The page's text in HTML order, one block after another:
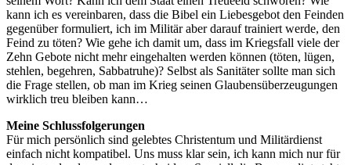
kann ich es vereinbaren, dass die Bibel ein Liebesgebot den Feinden
gegenüber formuliert, ich im Militär aber darauf trainiert werde, den
Feind zu töten? Wie gehe ich damit um, dass im Kriegsfall viele der
Zehn Gebote nicht mehr eingehalten werden können (töten, lügen,
stehlen, begehren, Sabbatruhe)? Selbst als Sanitäter sollte man sich
die Frage stellen, ob man im Krieg seinen Glaubensüberzeugungen
wirklich treu bleiben kann…
Meine Schlussfolgerungen
Für mich persönlich sind gelebtes Christentum und Militärdienst
einfach nicht kompatibel. Uns muss klar sein, ich kann mich nur für